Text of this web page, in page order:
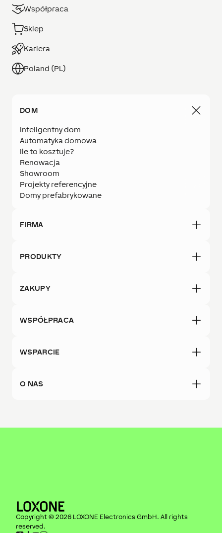
Współpraca
Sklep
Kariera
Poland (PL)
DOM
Inteligentny dom
Automatyka domowa
Ile to kosztuje?
Renowacja
Showroom
Projekty referencyjne
Domy prefabrykowane
FIRMA
PRODUKTY
ZAKUPY
WSPÓŁPRACA
WSPARCIE
O NAS
Copyright © 2026 LOXONE Electronics GmbH. All rights
reserved.